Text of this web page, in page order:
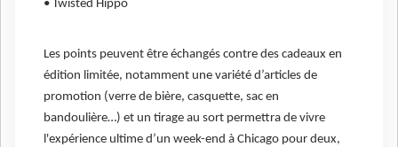
• Twisted Hippo
Les points peuvent être échangés contre des cadeaux en
édition limitée, notamment une variété d’articles de
promotion (verre de bière, casquette, sac en
bandoulière…) et un tirage au sort permettra de vivre
l'expérience ultime d’un week-end à Chicago pour deux,